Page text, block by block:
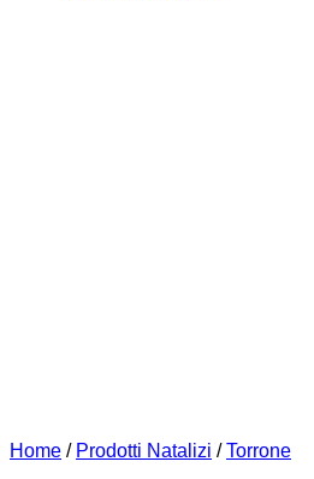
Home / Prodotti Natalizi / Torrone